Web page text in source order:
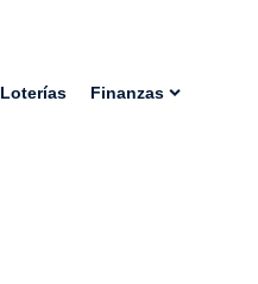
Loterías Finanzas